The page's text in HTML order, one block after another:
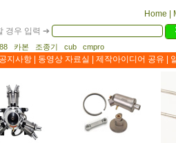
Home
경우 입력 ➔
카본 조종기 cub cmpro
공지사항 동영상 자료실 제작아이디어 공유